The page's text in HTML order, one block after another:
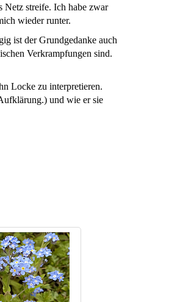
Netz streife. Ich habe zwar
wieder runter.
ist der Grundgedanke auch
Verkrampfungen sind.
Locke zu interpretieren.
und wie er sie